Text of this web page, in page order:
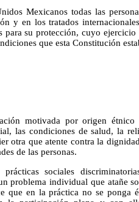
Mexicanos todas las
y en los tratados
para su protección, cuyo
que esta Constitución
motivada por origen
las condiciones de salud, la
otra que atente contra la
de las personas.
sociales
problema individual que atañe
que en la práctica no se ponga